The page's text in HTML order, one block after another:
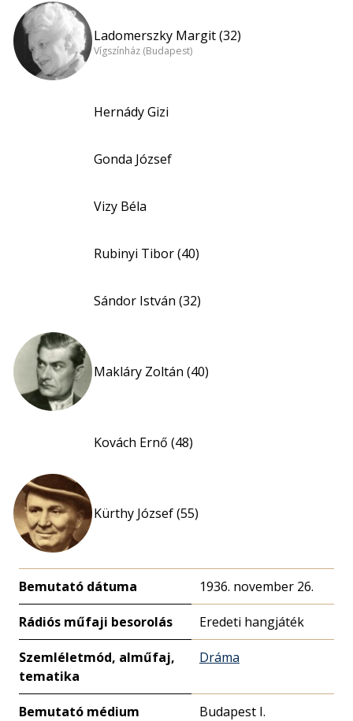
Ladomerszky Margit (32)
Vígszínház (Budapest)
Hernády Gizi
Gonda József
Vizy Béla
Rubinyi Tibor (40)
Sándor István (32)
Makláry Zoltán (40)
Kovách Ernő (48)
Kürthy József (55)
Bemutató dátuma 1936. november 26.
Rádiós műfaji besorolás Eredeti hangjáték
Szemléletmód, alműfaj,
tematika
Dráma
Bemutató médium Budapest I.